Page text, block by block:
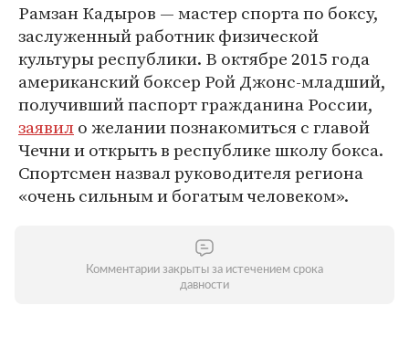
Рамзан Кадыров — мастер спорта по боксу,
заслуженный работник физической
культуры республики. В октябре 2015 года
американский боксер Рой Джонс-младший,
получивший паспорт гражданина России,
заявило желании познакомиться с главой
Чечни и открыть в республике школу бокса.
Спортсмен назвал руководителя региона
«очень сильным и богатым человеком».
Комментарии закрыты за истечением срока
давности